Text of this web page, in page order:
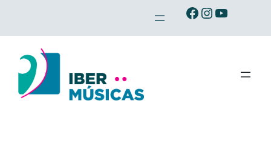
o
conteúdo
Ibermusicas no Facebook
Ibermusicas no Instagram
Ibermusicas no Youtube